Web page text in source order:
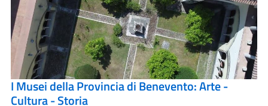
I Musei della Provincia di Benevento: Arte -
Cultura - Storia